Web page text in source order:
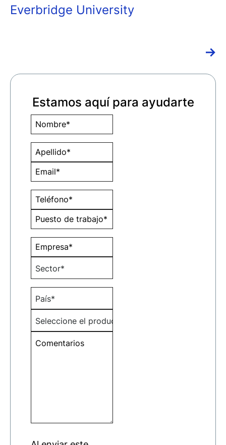
Everbridge University
→
Estamos aquí para ayudarte